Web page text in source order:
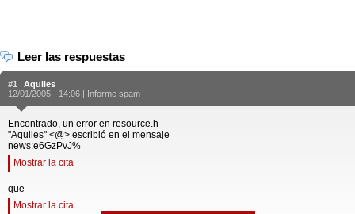
Leer las respuestas
#1
Aquiles
12/01/2005 - 14:06 | Informe spam
Encontrado, un error en resource.h
"Aquiles" <@> escribió en el mensaje
news:e6GzPvJ%
Mostrar la cita
que
Mostrar la cita